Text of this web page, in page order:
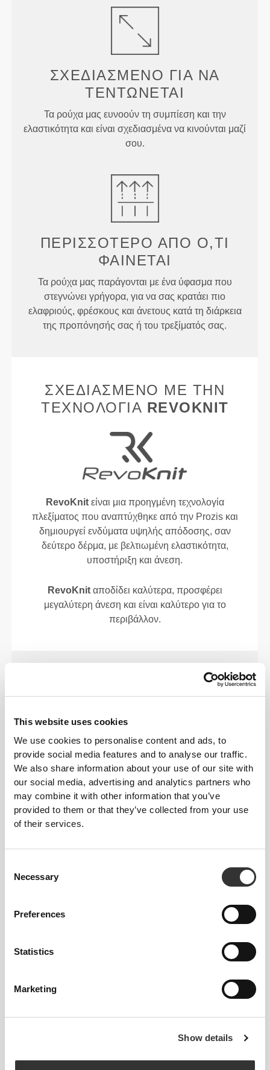
This website uses cookies
We use cookies to personalise content and ads, to
provide social media features and to analyse our traffic.
We also share information about your use of our site with
our social media, advertising and analytics partners who
may combine it with other information that you’ve
provided to them or that they’ve collected from your use
of their services.
Selection
Necessary
Preferences
Statistics
Marketing
Show details
ΣΧΕΔΙΑΣΜΈΝΟ ΓΙΑ ΝΑ
ΤΕΝΤΏΝΕΤΑΙ
Τα ρούχα μας ευνοούν τη συμπίεση και την
ελαστικότητα και είναι σχεδιασμένα να κινούνται μαζί
σου.
ΠΕΡΙΣΣΌΤΕΡΟ ΑΠΌ Ό,ΤΙ
ΦΑΊΝΕΤΑΙ
Τα ρούχα μας παράγονται με ένα ύφασμα που
στεγνώνει γρήγορα, για να σας κρατάει πιο
ελαφριούς, φρέσκους και άνετους κατά τη διάρκεια
της προπόνησής σας ή του τρεξίματός σας.
ΣΧΕΔΙΑΣΜΈΝΟ ΜΕ ΤΗΝ
ΤΕΧΝΟΛΟΓΊΑ REVOKNIT
RevoKnitείναι μια προηγμένη τεχνολογία
πλεξίματος που αναπτύχθηκε από την Prozis και
δημιουργεί ενδύματα υψηλής απόδοσης, σαν
δεύτερο δέρμα, με βελτιωμένη ελαστικότητα,
υποστήριξη και άνεση.
RevoKnitαποδίδει καλύτερα, προσφέρει
μεγαλύτερη άνεση και είναι καλύτερο για το
περιβάλλον.
ΤΕΧΝΟΛΟΓΊΑ ΙΝΏΝ
58% Πολυαμίδιο / 38% Πολυεστέρας / 4%
Ελαστάνη
PoliStretch© είναι η δική μας, πολύ ευέλικτη,
άφθονη δύναμη ελαστικότητας για καλύτερη
απόδοση, υποστήριξη και άνεση. Το PoliStretch© σε
Η ΕΤΙΚΈΤΑ ΜΑΣ ΕΊΝΑΙ Η